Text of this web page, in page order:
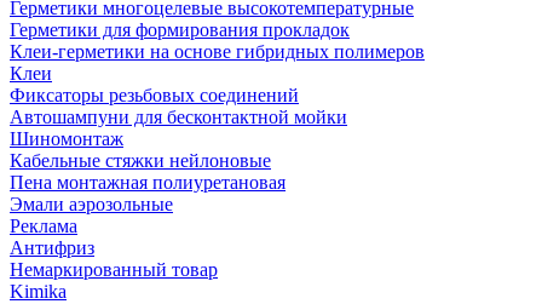
Герметики многоцелевые высокотемпературные
Герметики для формирования прокладок
Клеи-герметики на основе гибридных полимеров
Клеи
Фиксаторы резьбовых соединений
Автошампуни для бесконтактной мойки
Шиномонтаж
Кабельные стяжки нейлоновые
Пена монтажная полиуретановая
Эмали аэрозольные
Реклама
Антифриз
Немаркированный товар
Kimika